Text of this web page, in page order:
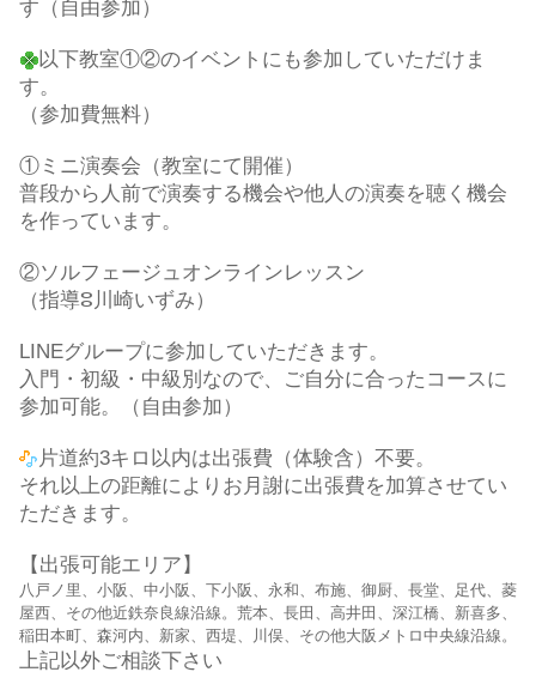
す（自由参加）
以下教室①②のイベントにも参加していただけま
す。
（参加費無料）
①ミニ演奏会（教室にて開催）
普段から人前で演奏する機会や他人の演奏を聴く機会
を作っています。
②ソルフェージュオンラインレッスン
（指導ⵓ川崎いずみ）
LINEグループに参加していただきます。
入門・初級・中級別なので、ご自分に合ったコースに
参加可能。（自由参加）
片道約3キロ以内は出張費（体験含）不要。
それ以上の距離によりお月謝に出張費を加算させてい
ただきます。
【出張可能エリア】
八戸ノ里、小阪、中小阪、下小阪、永和、布施、御厨、長堂、足代、菱
屋西、 その他近鉄奈良線沿線。 荒本、長田、高井田、深江橋、新喜多、
稲田本町、森河内、新家、西堤、川俣、 その他大阪メトロ中央線沿線。
上記以外ご相談下さい